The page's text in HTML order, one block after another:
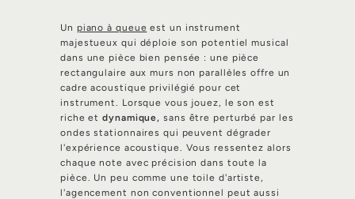
Un piano à queue est un instrument
majestueux qui déploie son potentiel musical
dans une pièce bien pensée : une pièce
rectangulaire aux murs non parallèles offre un
cadre acoustique privilégié pour cet
instrument. Lorsque vous jouez, le son est
riche etdynamique, sans être perturbé par les
ondes stationnaires qui peuvent dégrader
l'expérience acoustique. Vous ressentez alors
chaque note avec précision dans toute la
pièce. Un peu comme une toile d'artiste,
l'agencement non conventionnel peut aussi